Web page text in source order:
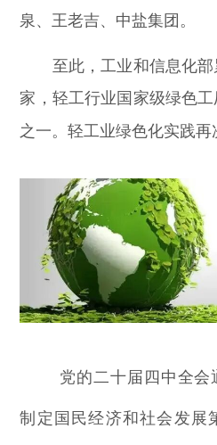
泉、王老吉、中盐集团。
至此，工业和信息化部
家， 轻工行业国家级绿色
之一。轻工业绿色化实践再
党的二十届四中全
制定国民经济和社会发展